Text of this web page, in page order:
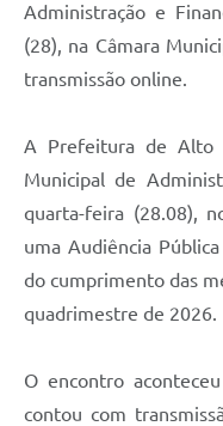
Administração e
(28), na Câmara
transmissão online.
A Prefeitura de Alto
Municipal de
quarta-feira (28.08),
uma Audiência
do cumprimento das
quadrimestre de 2026.
O encontro
contou com